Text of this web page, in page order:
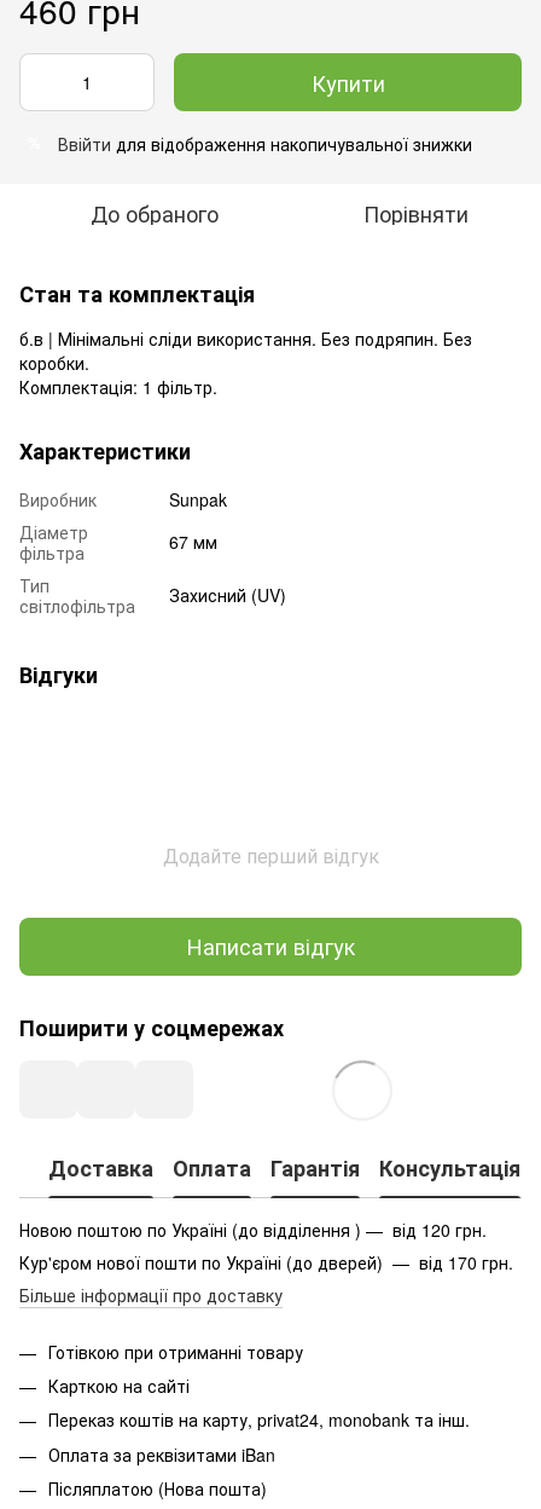
Купити
Ввійти для відображення накопичувальної знижки
До обраного Порівняти
Стан та комплектація
б.в | Мінімальні сліди використання. Без подряпин. Без
коробки.
Комплектація: 1 фільтр.
Характеристики
Виробник
Sunpak
Діаметр
фільтра
67 мм
Тип
світлофільтра
Захисний (UV)
Відгуки
Додайте перший відгук
Написати відгук
Поширити у соцмережах
Доставка Оплата Гарантія Консультація
Новою поштою по Україні (до відділення ) — від 120 грн.
Кур'єром нової пошти по Україні (до дверей) — від 170 грн.
Більше інформації про доставку
Готівкою при отриманні товару
Карткою на сайті
Переказ коштів на карту, privat24, monobank та інш.
Оплата за реквізитами iBan
Післяплатою (Нова пошта)